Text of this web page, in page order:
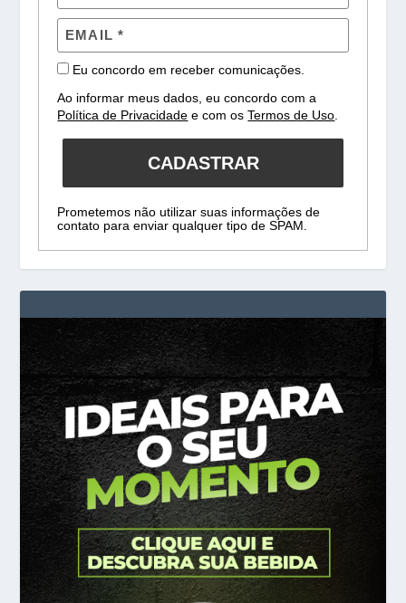
Eu concordo em receber comunicações.
Ao informar meus dados, eu concordo com a
Política de Privacidade e com osTermos de Uso
CADASTRAR
Prometemos não utilizar suas informações de
contato para enviar qualquer tipo de SPAM.